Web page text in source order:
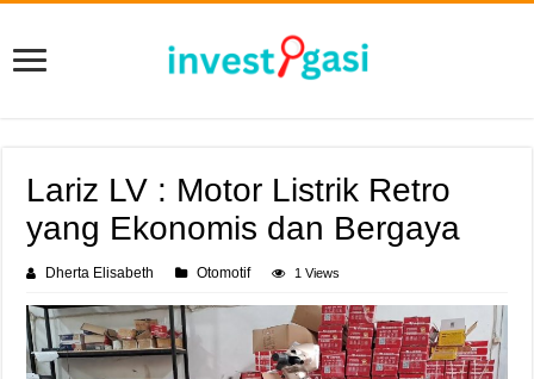
Lariz LV : Motor Listrik Retro
yang Ekonomis dan Bergaya
Dherta Elisabeth Otomotif 1 Views